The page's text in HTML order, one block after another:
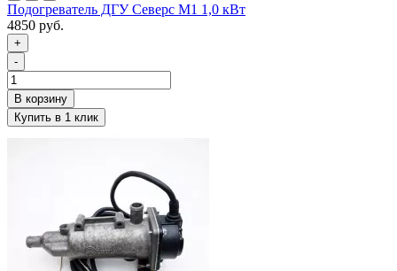
Подогреватель ДГУ Северс М1 1,0 кВт
4850 руб.
+
-